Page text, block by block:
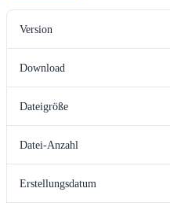
Version
Download
Dateigröße
Datei-Anzahl
Erstellungsdatum